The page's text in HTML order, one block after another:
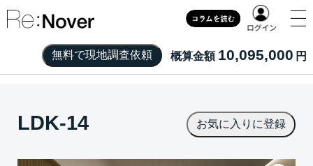
概算金額 10,095,000 円
LDK-14